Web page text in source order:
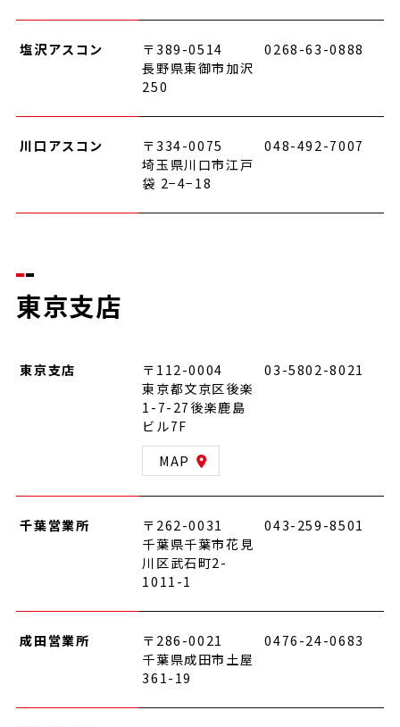
塩沢アスコン
〒389-0514
長野県東御市加沢
250
0268-63-0888
川口アスコン
〒334-0075
埼玉県川口市江戸
袋 2−4−18
048-492-7007
東京支店
東京支店
〒112-0004
東京都文京区後楽
1-7-27後楽鹿島
ビル7F
MAP
03-5802-8021
千葉営業所
〒262-0031
千葉県千葉市花見
川区武石町2-
1011-1
043-259-8501
成田営業所
〒286-0021
千葉県成田市土屋
361-19
0476-24-0683